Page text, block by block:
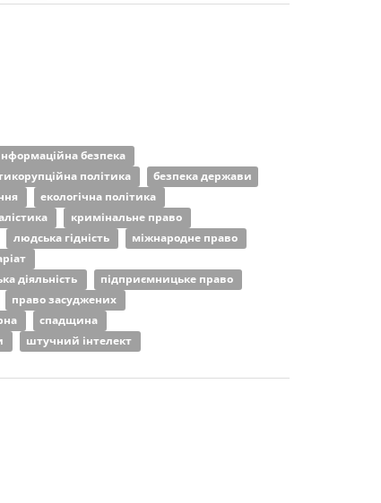
безпека
політика
безпека держави
екологічна політика
кримінальне право
людська гідність
міжнародне право
діяльність
підприємницьке право
право засуджених
спадщина
штучний інтелект